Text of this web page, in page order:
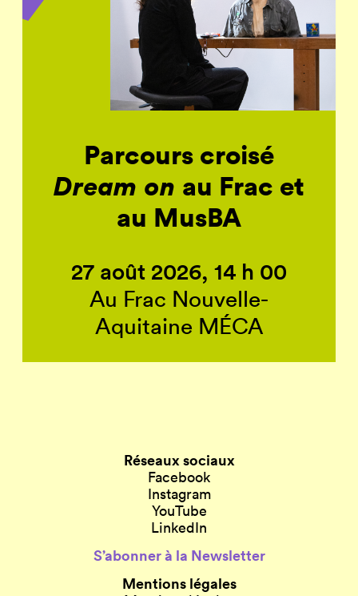
Parcours croisé
Dream on au Frac et
au MusBA
27 août 2026, 14 h 00
Au Frac Nouvelle-
Aquitaine MÉCA
Réseaux sociaux
Facebook
Instagram
YouTube
LinkedIn
S’abonner à la Newsletter
Mentions légales